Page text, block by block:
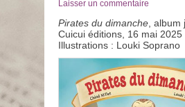
le
Laisser un commentaire
Pirates du dimanche , album
Cuicui éditions, 16 mai 2025
Illustrations : Louki Soprano